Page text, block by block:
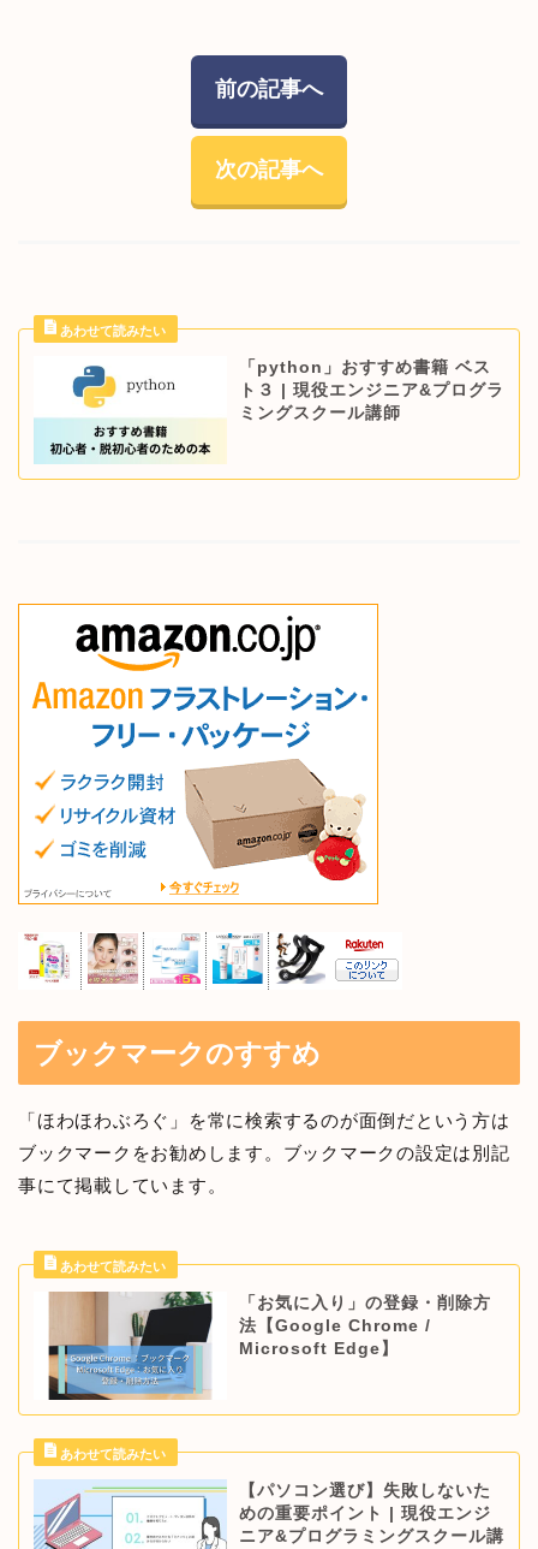
前の記事へ
次の記事へ
「python」おすすめ書籍 ベス
ト３ | 現役エンジニア&プログラ
ミングスクール講師
ブックマークのすすめ
「ほわほわぶろぐ」を常に検索するのが面倒だという方は
ブックマークをお勧めします。ブックマークの設定は別記
事にて掲載しています。
「お気に入り」の登録・削除方
法【Google Chrome /
Microsoft Edge】
【パソコン選び】失敗しないた
めの重要ポイント | 現役エンジ
ニア&プログラミングスクール講